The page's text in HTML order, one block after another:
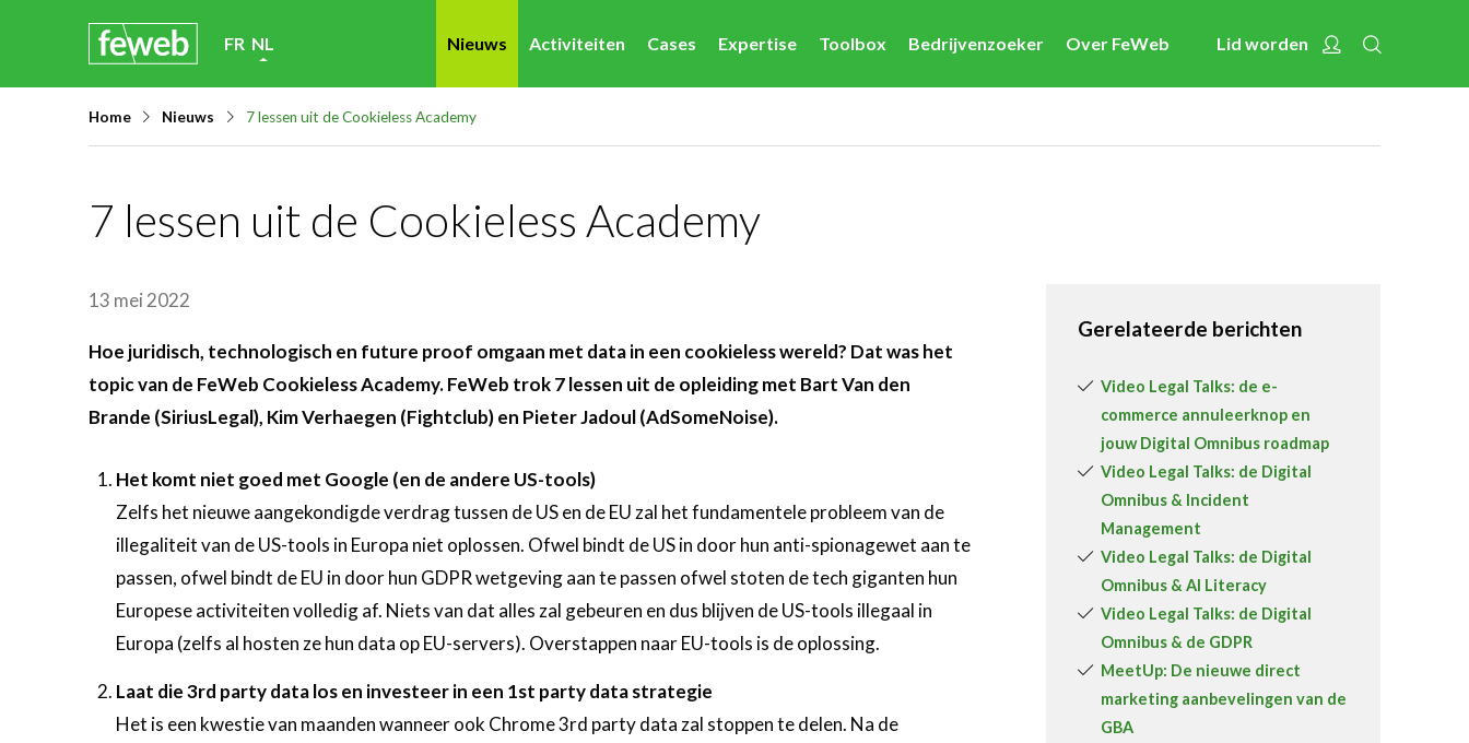
content
FR NL Nieuws Activiteiten Cases Expertise Toolbox Bedrijvenzoeker Over FeWeb Lid worden Account
Home Nieuws 7 lessen uit de Cookieless Academy
7 lessen uit de Cookieless Academy
13 mei 2022
Hoe juridisch, technologisch en future proof omgaan met data in een cookieless wereld? Dat was het
topic van de FeWeb Cookieless Academy. FeWeb trok 7 lessen uit de opleiding met Bart Van den
Brande (SiriusLegal), Kim Verhaegen (Fightclub) en Pieter Jadoul (AdSomeNoise).
Het komt niet goed met Google (en de andere US-tools)
Zelfs het nieuwe aangekondigde verdrag tussen de US en de EU zal het fundamentele probleem van de
illegaliteit van de US-tools in Europa niet oplossen. Ofwel bindt de US in door hun anti-spionagewet aan te
passen, ofwel bindt de EU in door hun GDPR wetgeving aan te passen ofwel stoten de tech giganten hun
Europese activiteiten volledig af. Niets van dat alles zal gebeuren en dus blijven de US-tools illegaal in
Europa (zelfs al hosten ze hun data op EU-servers). Overstappen naar EU-tools is de oplossing.
Laat die 3rd party data los en investeer in een 1st party data strategie
Het is een kwestie van maanden wanneer ook Chrome 3rd party data zal stoppen te delen. Na de
Gerelateerde berichten
Video Legal Talks: de e-
commerce annuleerknop en
jouw Digital Omnibus roadmap
Video Legal Talks: de Digital
Omnibus & Incident
Management
Video Legal Talks: de Digital
Omnibus & AI Literacy
Video Legal Talks: de Digital
Omnibus & de GDPR
MeetUp: De nieuwe direct
marketing aanbevelingen van de
GBA
Nieuws
Cases
Toolbox
Over FeWeb
Lid worden